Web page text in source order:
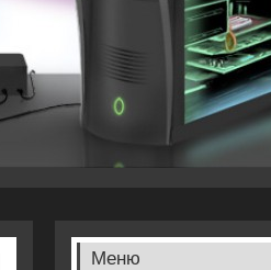
Меню